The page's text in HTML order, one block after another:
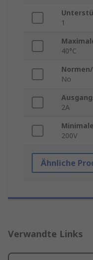
1
40°C
No
2A
200V
Ähnliche
Verwandte Links